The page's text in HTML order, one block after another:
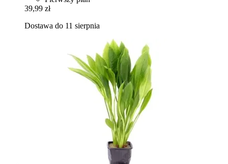
39,99 zł
Dostawa do 11 sierpnia